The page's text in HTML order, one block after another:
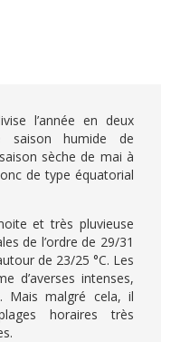
l’année en deux
saison humide de
sèche de mai à
de type équatorial
et très pluvieuse
de l’ordre de 29/31
de 23/25 °C. Les
d’averses intenses,
Mais malgré cela, il
horaires très